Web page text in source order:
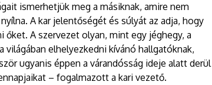
ismerhetjük meg a másiknak, amire nem
A kar jelentőségét és súlyát az adja, hogy
A szervezet olyan, mint egy jéghegy, a
elhelyezkedni kívánó hallgatóknak,
ugyanis éppen a várandósság ideje alatt derül
– fogalmazott a kari vezető.